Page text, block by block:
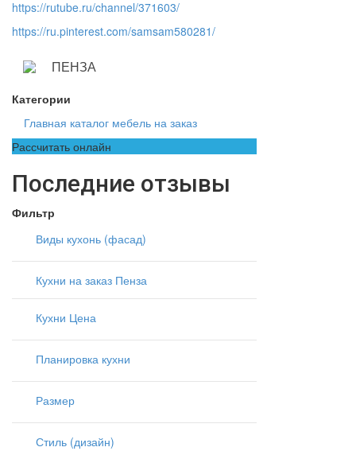
ПЕНЗА
Категории
Главная каталог мебель на заказ
Рассчитать онлайн
Последние отзывы
Фильтр
Виды кухонь (фасад)
Кухни на заказ Пенза
Кухни Цена
Планировка кухни
Размер
Стиль (дизайн)
https://rutube.ru/channel/371603/
https://ru.pinterest.com/samsam580281/